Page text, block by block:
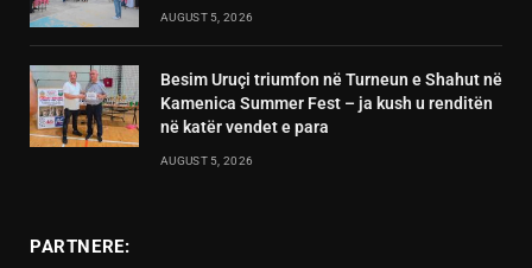
AUGUST 5, 2026
Besim Uruçi triumfon në Turneun e Shahut në
Kamenica Summer Fest – ja kush u renditën
në katër vendet e para
AUGUST 5, 2026
PARTNERE: